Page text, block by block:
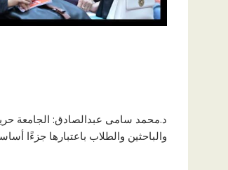
د.محمد سامى عبدالصادق: الجامعة
والباحثين والطلاب باعتبارها جزءًا